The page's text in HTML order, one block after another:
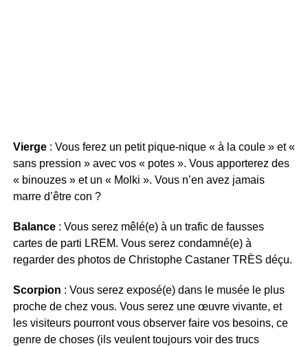
Vierge : Vous ferez un petit pique-nique « à la coule » et «
sans pression » avec vos « potes ». Vous apporterez des
« binouzes » et un « Molki ». Vous n’en avez jamais
marre d’être con ?
Balance: Vous serez mêlé(e) à un trafic de fausses
cartes de parti LREM. Vous serez condamné(e) à
regarder des photos de Christophe Castaner TRÈS déçu.
Scorpion : Vous serez exposé(e) dans le musée le plus
proche de chez vous. Vous serez une œuvre vivante, et
les visiteurs pourront vous observer faire vos besoins, ce
genre de choses (ils veulent toujours voir des trucs